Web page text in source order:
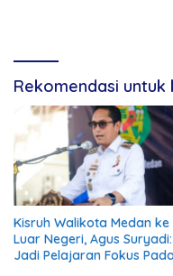
Rekomendasi untuk
Kisruh Walikota Medan ke
Luar Negeri, Agus Suryadi:
Jadi Pelajaran Fokus